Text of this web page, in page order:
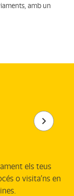
amb un
els teus
o visita’ns en